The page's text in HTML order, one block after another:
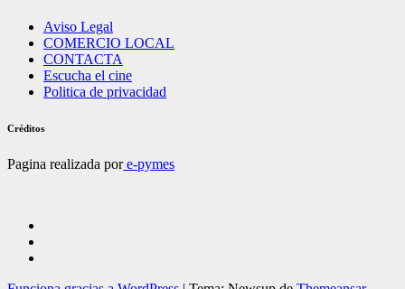
Aviso Legal
COMERCIO LOCAL
CONTACTA
Escucha el cine
Politica de privacidad
Créditos
Pagina realizada pore-pymes